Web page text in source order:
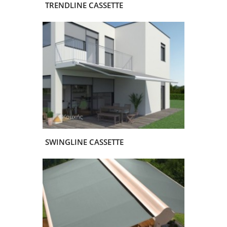
TRENDLINE CASSETTE
SWINGLINE CASSETTE